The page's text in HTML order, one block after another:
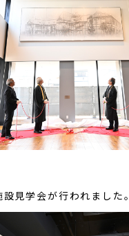
見学会が行われました。